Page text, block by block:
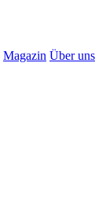
Magazin Über uns